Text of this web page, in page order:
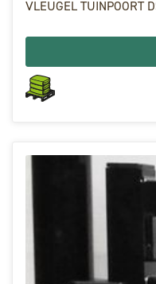
VLEUGEL TUINPOORT